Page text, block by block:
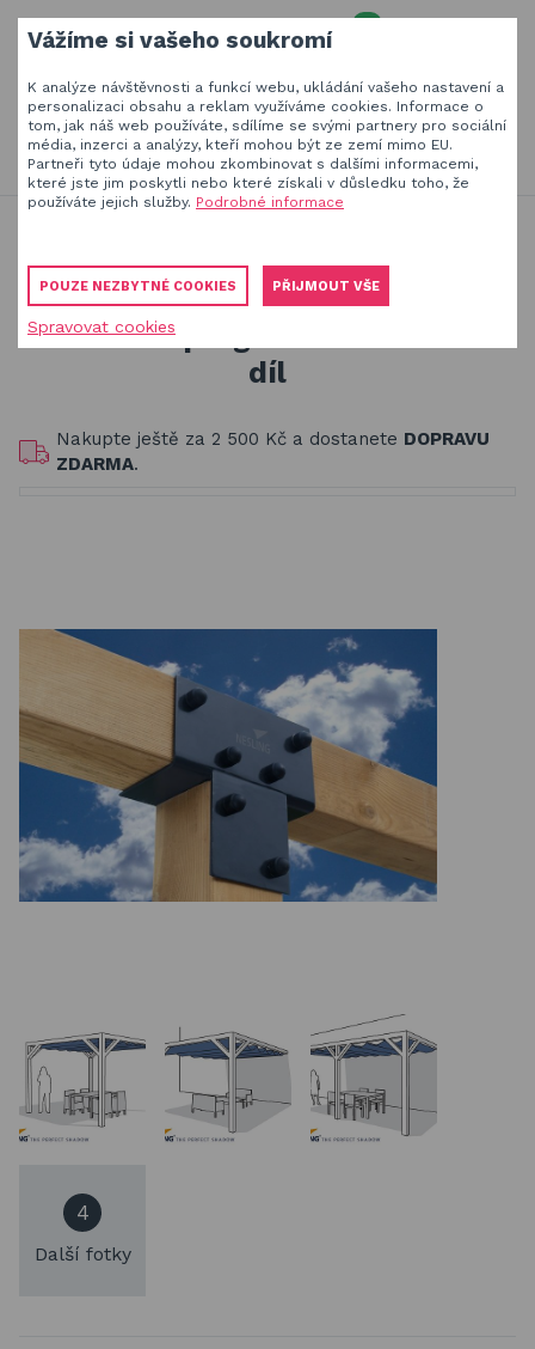
Váš e-mail
Vaše heslo
PŘIHLÁSIT
0
+420777 230 065
PO-PÁ 8-18 hod
Slunečníky a stínící technika
Dřevěné hračky pro děti
Stavebnice Qman pro děti
Venkovní hry a hračky pro děti
Gumové podlahy (dlaždice)
Výprodej
ÚVOD
VŠE O NÁKUPU
REALIZACE V ČR
KONTAKT
HLEDAT
Stínící technika - příslušenství
Kování na pergolu - nastavovací díl
Kování na pergolu - nastavovací
díl
Nakupte ještě za 2 500 Kč a dostanete DOPRAVU
ZDARMA.
4
Další fotky
Vážíme si vašeho soukromí
K analýze návštěvnosti a funkcí webu, ukládání vašeho nastavení a
personalizaci obsahu a reklam využíváme cookies. Informace o
tom, jak náš web používáte, sdílíme se svými partnery pro sociální
média, inzerci a analýzy, kteří mohou být ze zemí mimo EU.
Partneři tyto údaje mohou zkombinovat s dalšími informacemi,
které jste jim poskytli nebo které získali v důsledku toho, že
používáte jejich služby. Podrobné informace
POUZE NEZBYTNÉ COOKIES PŘIJMOUT VŠE
Spravovat cookies